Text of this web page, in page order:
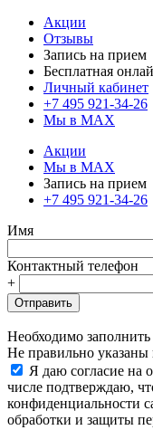
Акции
Отзывы
Запись на прием
Бесплатная
Личный кабинет
+7 495 921-34-26
Мы в MAX
Акции
Мы в MAX
Запись на прием
+7 495 921-34-26
Имя
Контактный телефон
+
Отправить
Необходимо заполнить
Не правильно указаны
Я даю согласие на
числе подтверждаю,
конфиденциальности
обработки и защиты